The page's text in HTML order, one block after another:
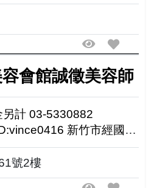
會館誠徵美容師
計 03-5330882
新竹市經國路
號2樓